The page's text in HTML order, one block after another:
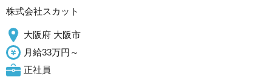
株式会社スカット
大阪府 大阪市
月給33万円～
正社員